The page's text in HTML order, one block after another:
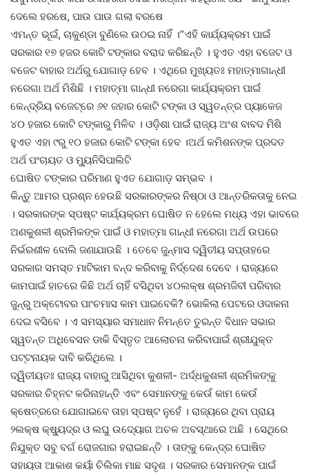
ଦେଲେ ହରଷେ, ପାଉ ପାଉ ଗଲା ବରଷେ
ଏମନ୍ତ ଭୂଇଁ, ଚାକୁଣ୍ଡା ବୁଣିଲେ ଉଠଇ ନାହିଁ ।”ଏହି କାର୍ଯ୍ୟକ୍ରମ ପାଇଁ
ସରକାର ୧୭ ହଜର କୋଟି ଟଙ୍କାର ବରାଦ କରିଛନ୍ତି । ହୁଏତ ଏହା ବଜେଟ ଓ
ବଜେଟ ବାହାର ଅର୍ଥରୁ ଯୋଗାଡ଼ ହେବ । ଏଥିରେ ମୁଖ୍ୟତଃ ମହାତ୍ମାଗାନ୍ଧୀ
ନରେଗା ଅର୍ଥ ମିଶିଛି । ମହାତ୍ମା ଗାନ୍ଧୀ ନରେଗା କାର୍ଯ୍ୟକ୍ରମ ପାଇଁ
କେନ୍ଦ୍ରିୟ ବଜେଟ୍‌ରେ ୬୧ ଜହାର କୋଟି ଟଙ୍କା ଓ ସ୍ୱତନ୍ତ୍ର ପ୍ୟାକେଜ
୪୦ ହଜାର କୋଟି ଟଙ୍କାରୁ ମିଳିବ । ଓଡ଼ିଶା ପାଇଁ ରାଜ୍ୟ ଅଂଶ ବାବଦ ମିଶି
ହୁଏତ ଏହା ୯ରୁ ୧୦ ହଜାର କୋଟି ଟଙ୍କା ହେବ ।ଅର୍ଥ କମିଶନଙ୍କ ପ୍ରଦତ
ଅର୍ଥ ପଂଚାୟତ ଓ ମ୍ୟୁନିସିପାଲିଟି
ଘୋଷିତ ଟଙ୍କାର ପରିମାଣ ହୁଏତ ଯୋଗାଡ଼ ସମ୍ଭବ ।
କିନ୍ତୁ ଆମର ପ୍ରଶ୍ନ ହେଉଛି ସରକାରଙ୍କର ନିଷ୍ଠା ଓ ଆନ୍ତରିକତାକୁ ନେଇ
। ସରକାରଙ୍କ ସ୍ପଷ୍ଟ କାର୍ଯ୍ୟକ୍ରମ ଘୋଷିତ ନ ହେଲେ ମଧ୍ୟ ଏହା ଭାବରେ
ଅଣକୁଶଳୀ ଶ୍ରମିକଙ୍କ ପାଇଁ ଓ ମହାତ୍ମା ଗାନ୍ଧୀ ନରେଗା ଅର୍ଥ ଉପରେ
ନିର୍ଭରଶୀଳ ବୋଲି ଜଣାଯାଉଛି । ତେବେ ଜୁନ୍‌ମାସ ଦ୍ୱିତୀୟ ସପ୍ତାହରେ
ସରକାର ସମସ୍ତ ମାଟିକାମ ବନ୍ଦ କରିବାକୁ ନିର୍ଦ୍ଦେଶ ଦେବେ । ରାଜ୍ୟରେ
କାମପାଇଁ ହାତରେ କିଛି ଅର୍ଥ ଚାହିଁ ବସିଥିବା ୪୦ଲକ୍ଷ ଶ୍ରମଜିବୀ ପରିବାର
ଜୁନ୍‌ରୁ ଅକ୍ଟୋବର ପାଂଚମାସ କାମ ପାଇବେକି? ଭୋକିଲା ପେଟରେ ଓଦାକନା
ଦେଇ ବସିବେ । ଏ ସମସ୍ୟାର ସମାଧାନ ନିମନ୍ତେ ତୁରନ୍ତ ବିଧାନ ସଭାର
ସ୍ୱତନ୍ତ ଅଧିବେସନ ଡାକି ବିସ୍ତୃତ ଆଲୋଚନା କରିବାପାଇଁ ଶ୍ରୀଯୁକ୍ତ
ପଟ୍ଟନାୟକ ଦାବି କରିଥିଲେ ।
ଦ୍ୱିତୀୟତଃ ରାଜ୍ୟ ବାହାରୁ ଆସିଥିବା କୁଶଳୀ- ଅର୍ଦ୍ଧକୁଶଳୀ ଶ୍ରମିକଙ୍କୁ
ସରକାର ଚିହ୍ନଟ କରିନାହାନ୍ତି ଏବଂ ସେମାନଙ୍କୁ କେଉଁ କାମ କେଉଁ
କ୍ଷେତ୍ରରେ ଯୋଗାଇବେ ତାହା ସ୍ପଷ୍ଟ ନୁହେଁ । ରାଜ୍ୟରେ ଥିବା ପ୍ରାୟ
୨ଲକ୍ଷ କ୍ଷ୍ୟୁଦ୍ର ଓ ଲଘୁ ଉଦ୍ୟୋଗ ଅଚଳ ଅବସ୍ଥାରେ ଅଛି । ସେଥିରେ
ନିଯୁକ୍ତ ସବୁ ବର୍ଗ ରୋଜଗାର ହରାଇଛନ୍ତି । ତାଙ୍କୁ କେନ୍ଦ୍ର ଘୋଷିତ
ସହାୟତା ଆକାଶ କୟାଁ ଚିଲିକା ମାଛ ସଦୃଶ । ସରକାର ସେମାନଙ୍କ ପାଇଁ